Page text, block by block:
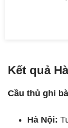
Kết quả
Cầu thủ ghi
Hà Nội: